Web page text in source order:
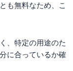
も無料なため、こ
、特定の用途のた
に合っているか確